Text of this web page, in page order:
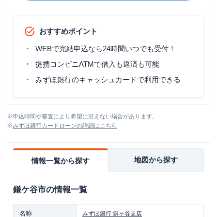
おすすめポイント
WEBで完結申込なら24時間いつでも受付！
提携コンビニATMで借入も返済も可能
みずほ銀行のキャッシュカードで利用できる
※申込時間や審査により希望に沿えない場合があります。
※みずほ銀行カードローンの詳細はこちら
情報一覧から探す 地図から探す
鎌ケ谷市の情報一覧
名称 みずほ銀行 鎌ヶ谷支店